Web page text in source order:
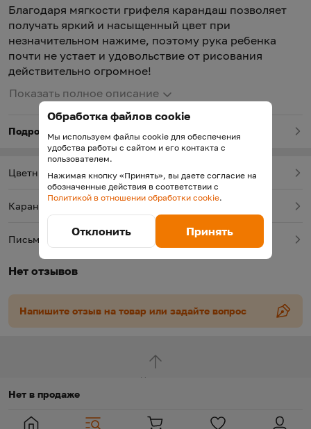
Глобальная навигация
Благодаря мягкости грифеля карандаш позволяет
получать яркий и насыщенный цвет при
незначительном нажиме, поэтому рука ребенка
почти не устает и удовольствие от рисования
действительно огромное!
Показать полное описание
Подробнее о товаре
Цветные карандаши
Карандаши
Письменные и рисовальные принадлежности
Нет отзывов
Напишите отзыв на товар или задайте вопрос
Наверх
Нет в продаже
Обработка файлов cookie
Мы используем файлы cookie для обеспечения
удобства работы с сайтом и его контакта с
пользователем.
Нажимая кнопку «Принять», вы даете согласие на
обозначенные действия в соответствии с
Политикой в отношении обработки cookie.
Отклонить Принять